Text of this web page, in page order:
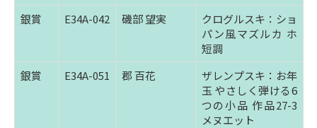
銀賞
E34A-042 磯部 望実
クログルスキ：ショ
パン風マズルカ ホ
短調
銀賞
E34A-051 郡 百花
ザレンプスキ：お年
玉 やさしく弾ける6
つの小品 作品27-3
メヌエット